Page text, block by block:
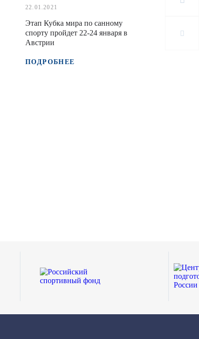
22.01.2021
Этап Кубка мира по санному
спорту пройдет 22-24 января в
Австрии
ПОДРОБНЕЕ